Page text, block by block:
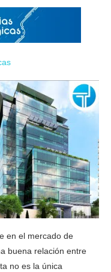
en el mercado de
buena relación entre
no es la única